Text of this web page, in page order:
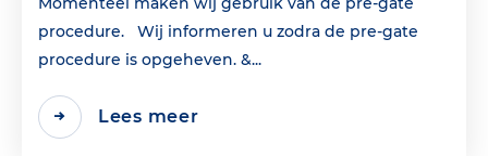
procedure. Wij informeren u zodra de pre-gate
procedure is opgeheven. &...
Lees meer